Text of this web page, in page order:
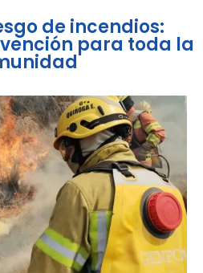
de incendios:
para toda la